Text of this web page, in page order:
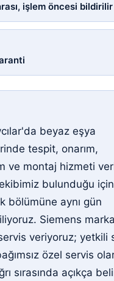
işlem öncesi bildirilir
beyaz eşya
tespit, onarım,
ve montaj hizmeti
bulunduğu için
bölümüne aynı gün
Siemens marka
veriyoruz; yetkili
özel servis
sırasında açıkça